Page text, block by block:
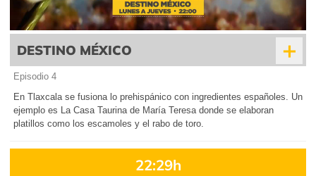
DESTINO MÉXICO +
Episodio 4
En Tlaxcala se fusiona lo prehispánico con ingredientes españoles. Un
ejemplo es La Casa Taurina de María Teresa donde se elaboran
platillos como los escamoles y el rabo de toro.
22:29h